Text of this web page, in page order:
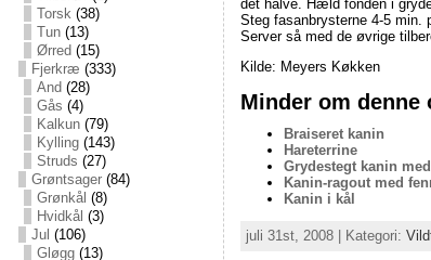
Torsk(38)
Tun(13)
Ørred (15)
Fjerkræ (333)
And (28)
Gås (4)
Kalkun(79)
Kylling(143)
Struds (27)
Grøntsager(84)
Grønkål (8)
Hvidkål (3)
Jul (106)
Gløgg(13)
det halve. Hæld fonden i
Steg fasanbrysterne 4-5 min.
Server så med de øvrige
Kilde: Meyers Køkken
Minder om denne
Braiseret kanin
Hareterrine
Grydestegt kanin
Kanin-ragout med
Kanin i kål
juli 31st, 2008 | Kategori: